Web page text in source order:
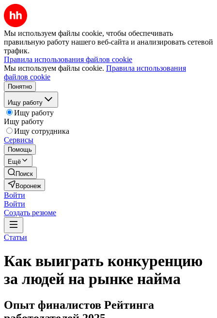
Мы используем файлы cookie, чтобы обеспечивать
правильную работу нашего веб-сайта и анализировать сетевой
трафик.
Правила использования файлов cookie
Мы используем файлы cookie. Правила использования
файлов cookie
Понятно
Ищу работу
Ищу работу
Ищу работу
Ищу сотрудника
Сервисы
Помощь
Ещё
Поиск
Воронеж
Войти
Войти
Создать резюме
Статьи
Как выиграть конкуренцию
за людей на рынке найма
Опыт финалистов Рейтинга